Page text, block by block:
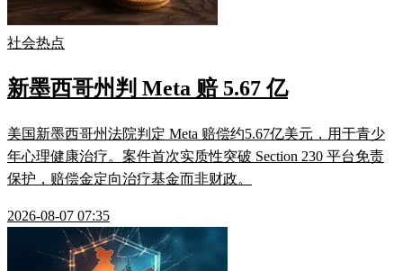
社会热点
新墨西哥州判 Meta 赔 5.67 亿
美国新墨西哥州法院判定 Meta 赔偿约5.67亿美元，用于青少
年心理健康治疗。案件首次实质性突破 Section 230 平台免责
保护，赔偿金定向治疗基金而非财政。
2026-08-07 07:35